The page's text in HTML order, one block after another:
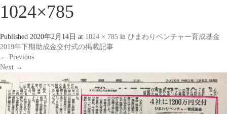
1024×785
Published 2020年2月14日 at 1024 × 785 in ひまわりベンチャー育成基金
2019年下期助成金交付式の掲載記事
← Previous
Next →